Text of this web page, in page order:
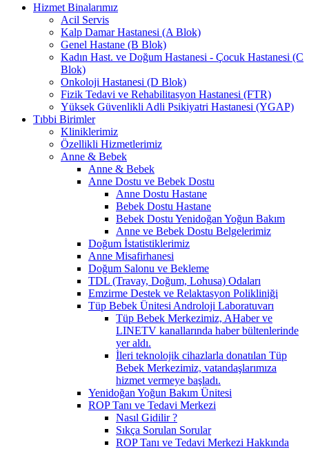
Hizmet Binalarımız
Acil Servis
Kalp Damar Hastanesi (A Blok)
Genel Hastane (B Blok)
Kadın Hast. ve Doğum Hastanesi - Çocuk Hastanesi (C
Blok)
Onkoloji Hastanesi (D Blok)
Fizik Tedavi ve Rehabilitasyon Hastanesi (FTR)
Yüksek Güvenlikli Adli Psikiyatri Hastanesi (YGAP)
Tıbbi Birimler
Kliniklerimiz
Özellikli Hizmetlerimiz
Anne & Bebek
Anne & Bebek
Anne Dostu ve Bebek Dostu
Anne Dostu Hastane
Bebek Dostu Hastane
Bebek Dostu Yenidoğan Yoğun Bakım
Anne ve Bebek Dostu Belgelerimiz
Doğum İstatistiklerimiz
Anne Misafirhanesi
Doğum Salonu ve Bekleme
TDL (Travay, Doğum, Lohusa) Odaları
Emzirme Destek ve Relaktasyon Polikliniği
Tüp Bebek Ünitesi Androloji Laboratuvarı
Tüp Bebek Merkezimiz, AHaber ve
LINETV kanallarında haber bültenlerinde
yer aldı.
İleri teknolojik cihazlarla donatılan Tüp
Bebek Merkezimiz, vatandaşlarımıza
hizmet vermeye başladı.
Yenidoğan Yoğun Bakım Ünitesi
ROP Tanı ve Tedavi Merkezi
Nasıl Gidilir ?
Sıkça Sorulan Sorular
ROP Tanı ve Tedavi Merkezi Hakkında